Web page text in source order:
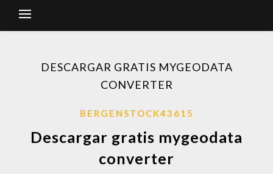
DESCARGAR GRATIS MYGEODATA
CONVERTER
BERGENSTOCK43615
Descargar gratis mygeodata
converter